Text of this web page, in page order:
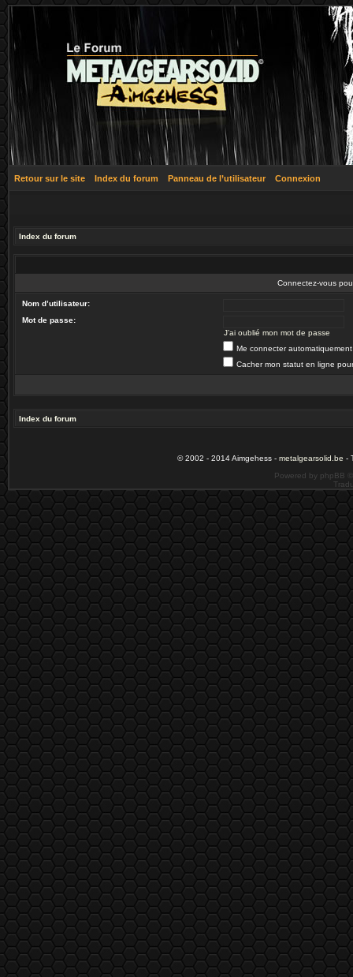
Retour sur le site Index du forum Panneau de l’utilisateur Connexion
Index du forum
Connectez-vous
Nom d’utilisateur:
Mot de passe:
J’ai oublié mon mot de passe
Me connecter
Cacher mon statut en ligne
Index du forum
© 2002 - 2014 Aimgehess - metalgearsolid.be -
Powered by phpBB